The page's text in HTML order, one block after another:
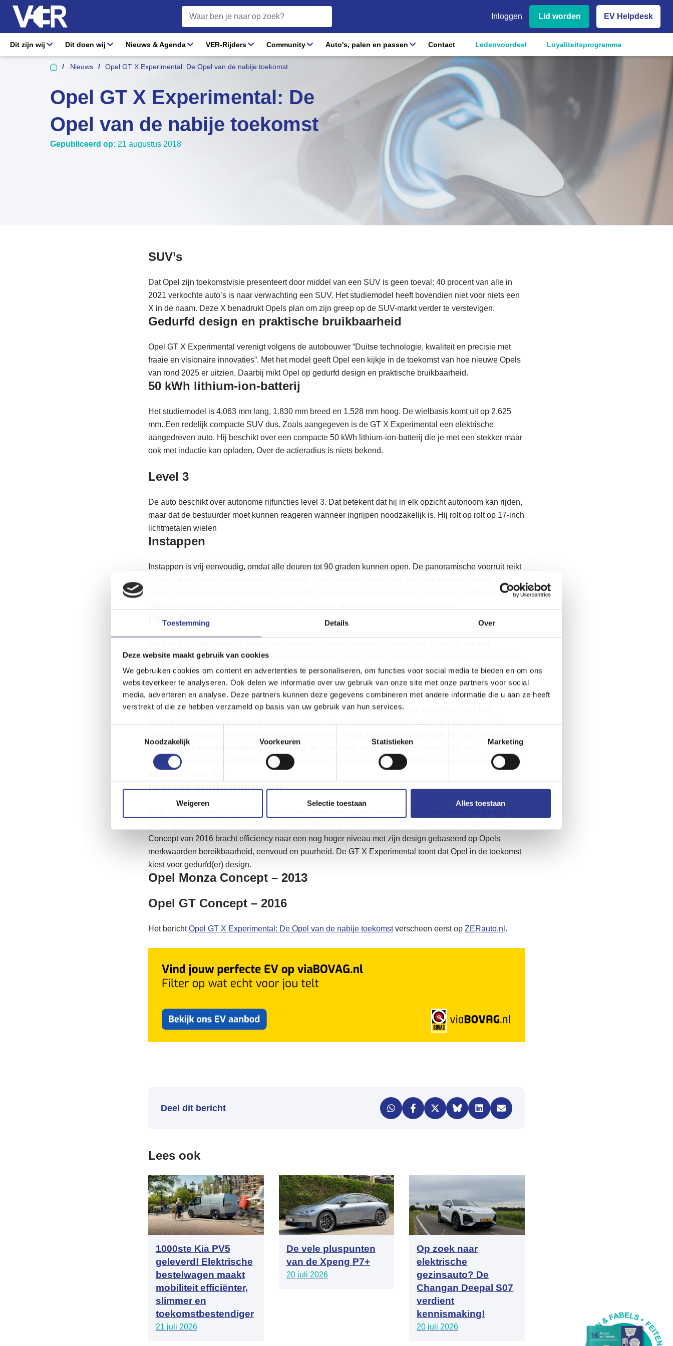
Toestemming Details Over
Deze website maakt gebruik van cookies
We gebruiken cookies om content en advertenties te personaliseren, om functies voor social media te bieden en om ons
websiteverkeer te analyseren. Ook delen we informatie over uw gebruik van onze site met onze partners voor social
media, adverteren en analyse. Deze partners kunnen deze gegevens combineren met andere informatie die u aan ze heeft
verstrekt of die ze hebben verzameld op basis van uw gebruik van hun services.
Noodzakelijk
Voorkeuren Statistieken Marketing
Weigeren Selectie toestaan Alles toestaan
Inloggen Lid worden EV Helpdesk
Dit zijn wij Dit doen wij Nieuws & Agenda VER-Rijders Community Auto's, palen en passen Contact Ledenvoordeel Loyaliteitsprogramma
Nieuws Opel GT X Experimental: De Opel van de nabije toekomst
Opel GT X Experimental: De
Opel van de nabije toekomst
Gepubliceerd op: 21 augustus 2018
SUV’s
Dat Opel zijn toekomstvisie presenteert door middel van een SUV is geen toeval: 40 procent van alle in
2021 verkochte auto’s is naar verwachting een SUV. Het studiemodel heeft bovendien niet voor niets een
X in de naam. Deze X benadrukt Opels plan om zijn greep op de SUV-markt verder te verstevigen.
Gedurfd design en praktische bruikbaarheid
Opel GT X Experimental verenigt volgens de autobouwer “Duitse technologie, kwaliteit en precisie met
fraaie en visionaire innovaties”. Met het model geeft Opel een kijkje in de toekomst van hoe nieuwe Opels
van rond 2025 er uitzien. Daarbij mikt Opel op gedurfd design en praktische bruikbaarheid.
50 kWh lithium-ion-batterij
Het studiemodel is 4.063 mm lang, 1.830 mm breed en 1.528 mm hoog. De wielbasis komt uit op 2.625
mm. Een redelijk compacte SUV dus. Zoals aangegeven is de GT X Experimental een elektrische
aangedreven auto. Hij beschikt over een compacte 50 kWh lithium-ion-batterij die je met een stekker maar
ook met inductie kan opladen. Over de actieradius is niets bekend.
Level 3
De auto beschikt over autonome rijfuncties level 3. Dat betekent dat hij in elk opzicht autonoom kan rijden,
maar dat de bestuurder moet kunnen reageren wanneer ingrijpen noodzakelijk is. Hij rolt op rolt op 17-inch
lichtmetalen wielen
Instappen
Instappen is vrij eenvoudig, omdat alle deuren tot 90 graden kunnen open. De panoramische voorruit reikt
clean. Zaken als de deurgrepen en zijspiegels zijn weggelaten. In plaats van zijspiegels heeft de auto
Pure Panel
dashboard. In het interieur bespeuren we ook nog een ‘Pure Panel’: een enkel, breed scherm waarop alle
belangrijke informatie wordt weergegeven. Knoppen zijn in de toekomst overbodig.
Opel Vizor
Het frontdesign van de GT X Experimental wordt in de loop van het volgende decennium een heel
die in diverse kleuren weergeeft welke status de auto heeft, en de LED Matrix-verlichting, de
vleugelvormige dagrijverlichting en alle camera’s en sensors van de assistentiesystemen en de autonome
Diverse studiemodellen
Concept van 2016 bracht efficiency naar een nog hoger niveau met zijn design gebaseerd op Opels
merkwaarden bereikbaarheid, eenvoud en puurheid. De GT X Experimental toont dat Opel in de toekomst
kiest voor gedurfd(er) design.
Opel Monza Concept – 2013
Opel GT Concept – 2016
Het berichtOpel GT X Experimental: De Opel van de nabije toekomstverscheen eerst op ZERauto.nl .
Deel dit bericht
Lees ook
1000ste Kia PV5
geleverd! Elektrische
bestelwagen maakt
mobiliteit efficiënter,
slimmer en
toekomstbestendiger
21 juli 2026
De vele pluspunten
van de Xpeng P7+
20 juli 2026
Op zoek naar
elektrische
gezinsauto? De
Changan Deepal S07
verdient
kennismaking!
20 juli 2026